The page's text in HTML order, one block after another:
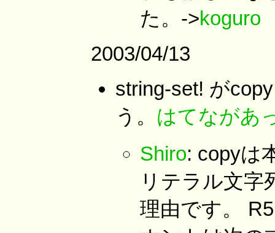
た。->koguro
2003/04/13
string-set! が
う。 はてながあ
Shiro: copyは
リテラル文字
理由です。